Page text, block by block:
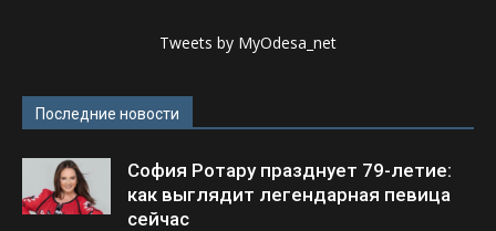
Tweets by MyOdesa_net
Последние новости
София Ротару празднует 79-летие:
как выглядит легендарная певица
сейчас